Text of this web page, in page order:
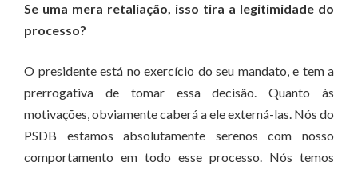
Se uma mera retaliação, isso tira a legitimidade do
processo?
O presidente está no exercício do seu mandato, e tem a
prerrogativa de tomar essa decisão. Quanto às
motivações, obviamente caberá a ele externá-las. Nós do
PSDB estamos absolutamente serenos com nosso
comportamento em todo esse processo. Nós temos